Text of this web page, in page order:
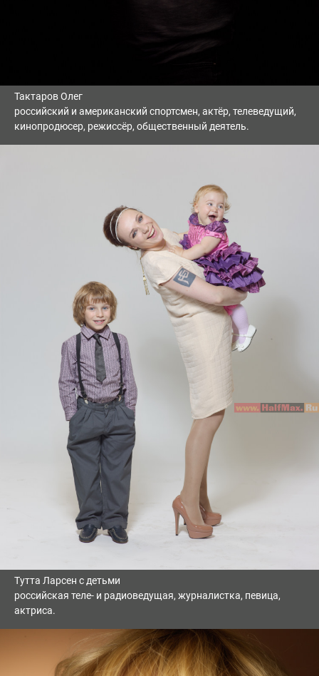
Тактаров Олег
российский и американский спортсмен, актёр, телеведущий,
кинопродюсер, режиссёр, общественный деятель.
Тутта Ларсен с детьми
российская теле- и радиоведущая, журналистка, певица,
актриса.